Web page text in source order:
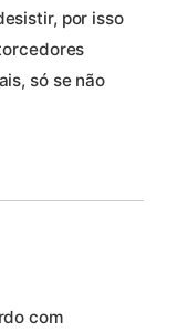
por isso
só se não
com